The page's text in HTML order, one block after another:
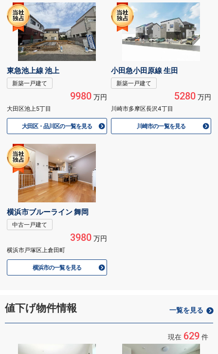
東急池上線 池上
新築一戸建て
9980万円
大田区池上5丁目
大田区・品川区の一覧を見る
小田急小田原線 生田
新築一戸建て
5280万円
川崎市多摩区長沢4丁目
川崎市の一覧を見る
横浜市ブルーライン 舞岡
中古一戸建て
3980万円
横浜市戸塚区上倉田町
横浜市の一覧を見る
値下げ物件情報 一覧を見る
現在 629 件